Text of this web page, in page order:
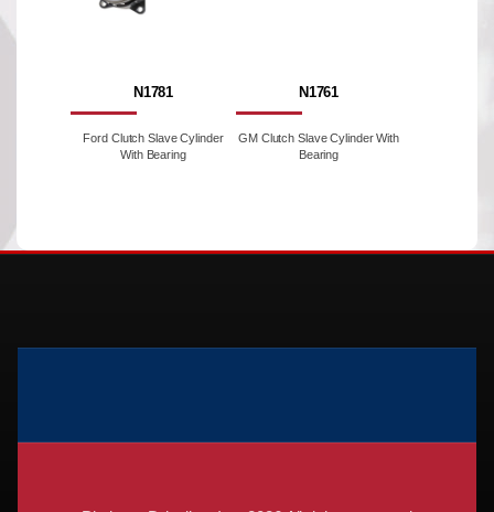
N1781
Ford Clutch Slave Cylinder
With Bearing
N1761
GM Clutch Slave Cylinder With
Bearing